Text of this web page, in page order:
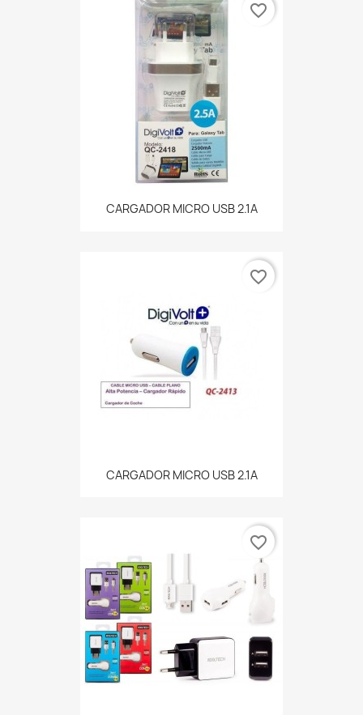
CARGADOR MICRO USB 2.1A
favorite_border
CARGADOR MICRO USB 2.1A
favorite_border
favorite_border